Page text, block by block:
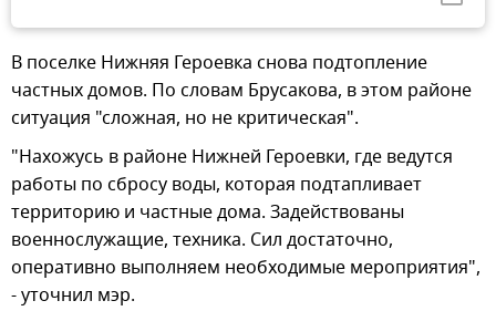
В поселке Нижняя Героевка снова подтопление
частных домов. По словам Брусакова, в этом районе
ситуация "сложная, но не критическая".
"Нахожусь в районе Нижней Героевки, где ведутся
работы по сбросу воды, которая подтапливает
территорию и частные дома. Задействованы
военнослужащие, техника. Сил достаточно,
оперативно выполняем необходимые мероприятия",
- уточнил мэр.